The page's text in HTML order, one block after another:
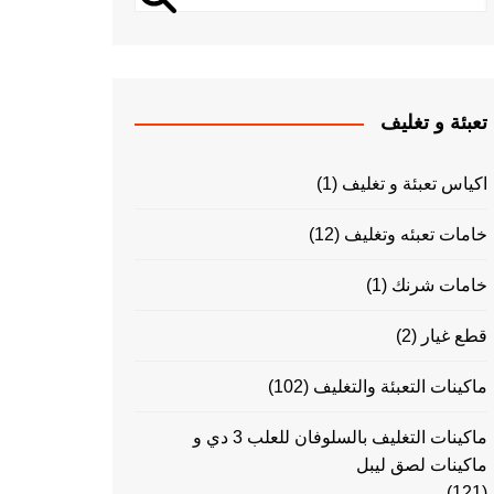
تعبئة و تغليف
اكياس تعبئة و تغليف (1)
خامات تعبئه وتغليف (12)
خامات شرنك (1)
قطع غيار (2)
ماكينات التعبئة والتغليف (102)
ماكينات التغليف بالسلوفان للعلب 3 دي و
ماكينات لصق ليبل